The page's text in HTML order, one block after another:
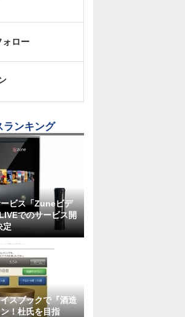
ォロー
ランキング
ビス「Zuneビデ
でのサービス開
定
スブックで『酒造
！杜氏を目指